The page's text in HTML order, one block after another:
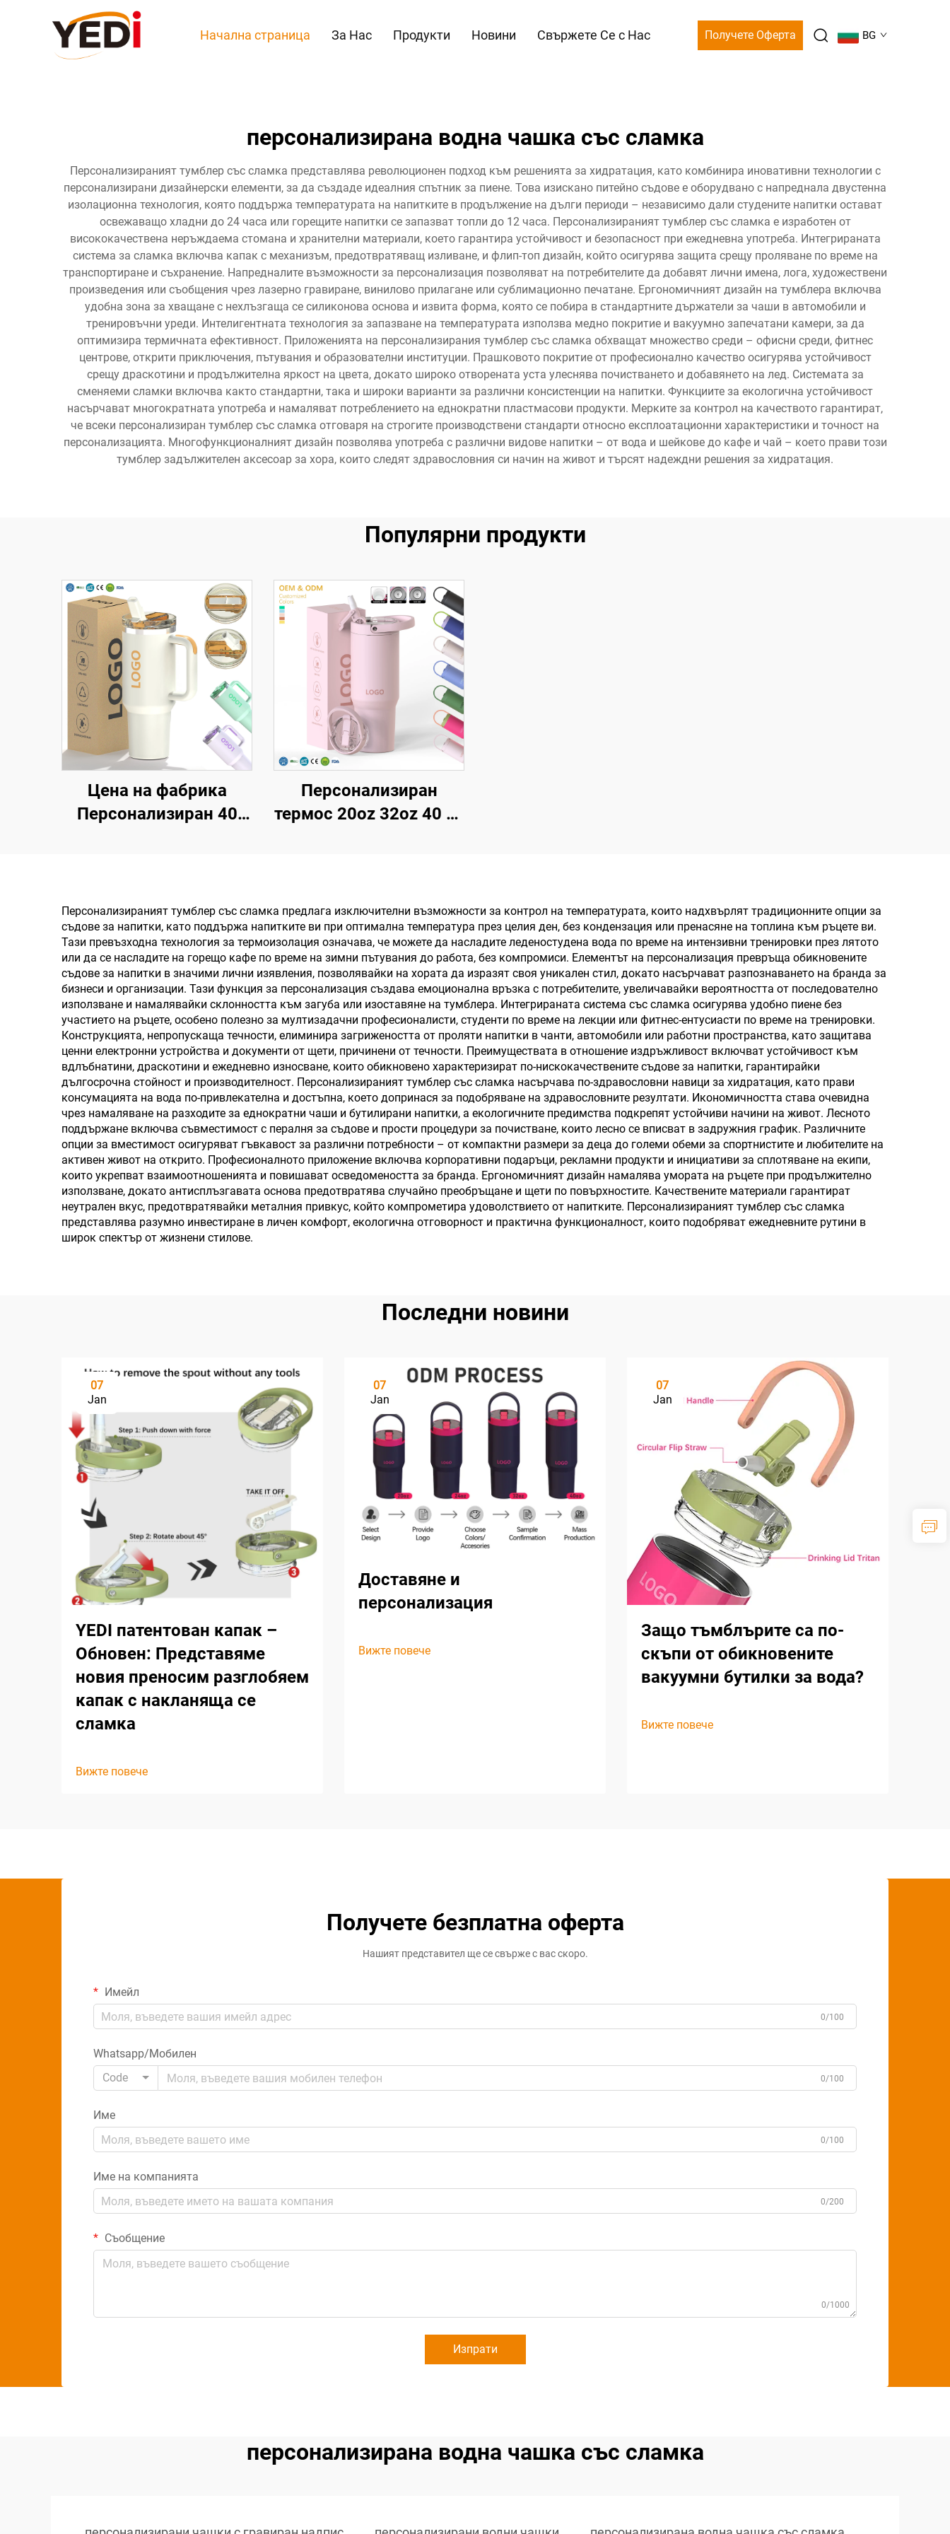
Начална страница За Нас Продукти Новини Свържете Се с Нас Получете Оферта BG
персонализирана водна чашка със сламка
Персонализираният тумблер със сламка представлява революционен подход към решенията за хидратация, като комбинира иновативни технологии с
персонализирани дизайнерски елементи, за да създаде идеалния спътник за пиене. Това изискано питейно съдове е оборудвано с напреднала двустенна
изолационна технология, която поддържа температурата на напитките в продължение на дълги периоди – независимо дали студените напитки остават
освежаващо хладни до 24 часа или горещите напитки се запазват топли до 12 часа. Персонализираният тумблер със сламка е изработен от
висококачествена неръждаема стомана и хранителни материали, което гарантира устойчивост и безопасност при ежедневна употреба. Интегрираната
система за сламка включва капак с механизъм, предотвратяващ изливане, и флип-топ дизайн, който осигурява защита срещу проляване по време на
транспортиране и съхранение. Напредналите възможности за персонализация позволяват на потребителите да добавят лични имена, лога, художествени
произведения или съобщения чрез лазерно гравиране, винилово прилагане или сублимационно печатане. Ергономичният дизайн на тумблера включва
удобна зона за хващане с нехлъзгаща се силиконова основа и извита форма, която се побира в стандартните държатели за чаши в автомобили и
тренировъчни уреди. Интелигентната технология за запазване на температурата използва медно покритие и вакуумно запечатани камери, за да
оптимизира термичната ефективност. Приложенията на персонализирания тумблер със сламка обхващат множество среди – офисни среди, фитнес
центрове, открити приключения, пътувания и образователни институции. Прашковото покритие от професионално качество осигурява устойчивост
срещу драскотини и продължителна яркост на цвета, докато широко отворената уста улеснява почистването и добавянето на лед. Системата за
сменяеми сламки включва както стандартни, така и широки варианти за различни консистенции на напитки. Функциите за екологична устойчивост
насърчават многократната употреба и намаляват потреблението на еднократни пластмасови продукти. Мерките за контрол на качеството гарантират,
че всеки персонализиран тумблер със сламка отговаря на строгите производствени стандарти относно експлоатационни характеристики и точност на
персонализацията. Многофункционалният дизайн позволява употреба с различни видове напитки – от вода и шейкове до кафе и чай – което прави този
тумблер задължителен аксесоар за хора, които следят здравословния си начин на живот и търсят надеждни решения за хидратация.
Популярни продукти
Цена на фабрика
Персонализиран 40
използван,
неръждаема стомана,
двойна стена, пътуващ
тъмблър бутилка с
дръжка и капак със
слама
Персонализиран
термос 20oz 32oz 40 oz
многократно
използван термос със
сгъваема слама и
дръжка
Персонализираният тумблер със сламка предлага изключителни възможности за контрол на температурата, които надхвърлят традиционните опции за
съдове за напитки, като поддържа напитките ви при оптимална температура през целия ден, без кондензация или пренасяне на топлина към ръцете ви.
Тази превъзходна технология за термоизолация означава, че можете да насладите леденостудена вода по време на интензивни тренировки през лятото
или да се насладите на горещо кафе по време на зимни пътувания до работа, без компромиси. Елементът на персонализация превръща обикновените
съдове за напитки в значими лични изявления, позволявайки на хората да изразят своя уникален стил, докато насърчават разпознаването на бранда за
бизнеси и организации. Тази функция за персонализация създава емоционална връзка с потребителите, увеличавайки вероятността от последователно
използване и намалявайки склонността към загуба или изоставяне на тумблера. Интегрираната система със сламка осигурява удобно пиене без
участието на ръцете, особено полезно за мултизадачни професионалисти, студенти по време на лекции или фитнес-ентусиасти по време на тренировки.
Конструкцията, непропускаща течности, елиминира загрижеността от проляти напитки в чанти, автомобили или работни пространства, като защитава
ценни електронни устройства и документи от щети, причинени от течности. Преимуществата в отношение издръжливост включват устойчивост към
вдлъбнатини, драскотини и ежедневно износване, които обикновено характеризират по-нискокачествените съдове за напитки, гарантирайки
дългосрочна стойност и производителност. Персонализираният тумблер със сламка насърчава по-здравословни навици за хидратация, като прави
консумацията на вода по-привлекателна и достъпна, което допринася за подобряване на здравословните резултати. Икономичността става очевидна
чрез намаляване на разходите за еднократни чаши и бутилирани напитки, а екологичните предимства подкрепят устойчиви начини на живот. Лесното
поддържане включва съвместимост с пералня за съдове и прости процедури за почистване, които лесно се вписват в задружния график. Различните
опции за вместимост осигуряват гъвкавост за различни потребности – от компактни размери за деца до големи обеми за спортнистите и любителите на
активен живот на открито. Професионалното приложение включва корпоративни подаръци, рекламни продукти и инициативи за сплотяване на екипи,
които укрепват взаимоотношенията и повишават осведомеността за бранда. Ергономичният дизайн намалява умората на ръцете при продължително
използване, докато антисплъзгавата основа предотвратява случайно преобръщане и щети по повърхностите. Качествените материали гарантират
неутрален вкус, предотвратявайки металния привкус, който компрометира удоволствието от напитките. Персонализираният тумблер със сламка
представлява разумно инвестиране в личен комфорт, екологична отговорност и практична функционалност, които подобряват ежедневните рутини в
широк спектър от жизнени стилове.
Последни новини
07
Jan
YEDI патентован капак –
Обновен: Представяме
новия преносим разглобяем
капак с накланяща се
сламка
Вижте повече
07
Jan
Доставяне и
персонализация
Вижте повече
07
Jan
Защо тъмблърите са по-
скъпи от обикновените
вакуумни бутилки за вода?
Вижте повече
Получете безплатна оферта
Нашият представител ще се свърже с вас скоро.
Имейл
0/100
Whatsapp/Мобилен
Code
0/100
Име
0/100
Име на компанията
0/200
Съобщение
0/1000
Изпрати
персонализирана водна чашка със сламка